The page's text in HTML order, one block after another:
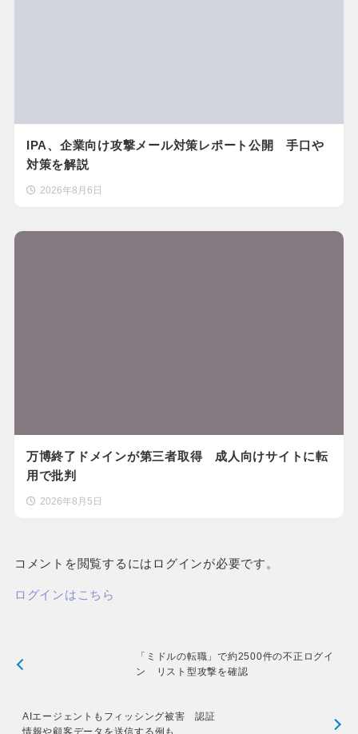
IPA、企業向け攻撃メール対策レポート公開 手口や
対策を解説
2026年8月6日
万博終了ドメインが第三者取得 成人向けサイトに転
用で批判
2026年8月5日
コメントを閲覧するにはログインが必要です。
ログインはこちら
「ミドルの転職」で約2500件の不正ログイ
ン リスト型攻撃を確認
AIエージェントもフィッシング被害 認証
情報や顧客データを送信する例も